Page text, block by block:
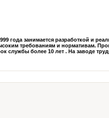
занимается разработкой и
требованиям и нормативам.
службы более 10 лет . На заводе